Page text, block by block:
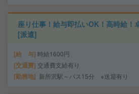
座り仕事！給与即払いOK！高時給！
[派遣]
給 与 時給1600円
交通費 交通費支給有り
勤務地 新所沢駅～バス15分 ※送迎有り